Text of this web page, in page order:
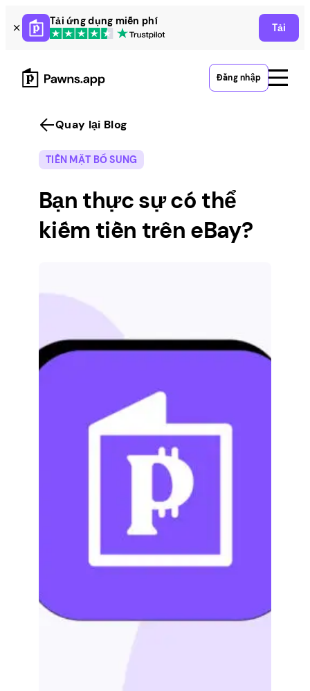
Skip
to
content
Tải ứng dụng miễn phí
Tải
Đăng nhập
Quay lại Blog
TIỀN MẶT BỔ SUNG
Bạn thực sự có thể
kiếm tiền trên eBay?